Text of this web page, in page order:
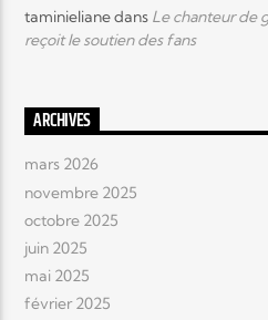
taminielianedans Le chanteur de
reçoit le soutien des fans
ARCHIVES
mars 2026
novembre 2025
octobre 2025
juin 2025
mai 2025
février 2025